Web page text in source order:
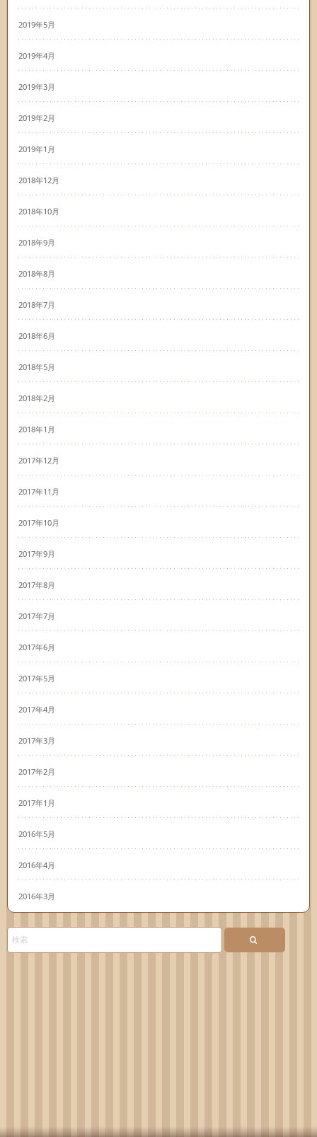
2019年5月
2019年4月
2019年3月
2019年2月
2019年1月
2018年12月
2018年10月
2018年9月
2018年8月
2018年7月
2018年6月
2018年5月
2018年2月
2018年1月
2017年12月
2017年11月
2017年10月
2017年9月
2017年8月
2017年7月
2017年6月
2017年5月
2017年4月
2017年3月
2017年2月
2017年1月
2016年5月
2016年4月
2016年3月